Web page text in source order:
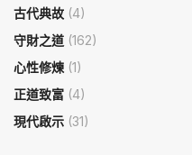
古代典故 (4)
守財之道 (162)
心性修煉 (1)
正道致富 (4)
現代啟示 (31)